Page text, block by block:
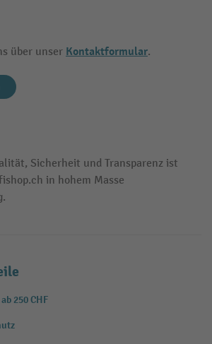
über unser Kontaktformular.
Sicherheit und Transparenz ist
in hohem Masse
250 CHF